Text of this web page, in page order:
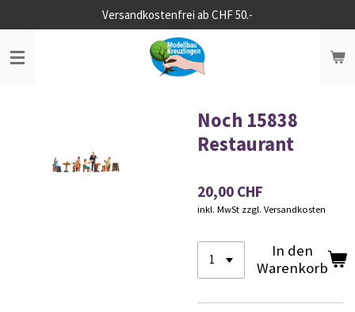
Hauptinhalt
springen
Versandkostenfrei ab CHF 50.-
Noch 15838
Restaurant
20,00 CHF
inkl. MwSt zzgl. Versandkosten
In den
Warenkorb